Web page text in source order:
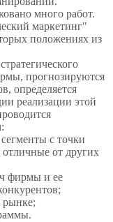
много работ.
маркетинг"
положениях из
прогнозируются
определяется
реализации этой
с точки
отличные от других
фирмы и ее
рынке;